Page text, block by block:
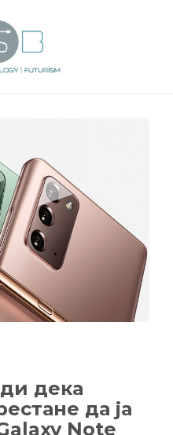
дека
да ја
Note